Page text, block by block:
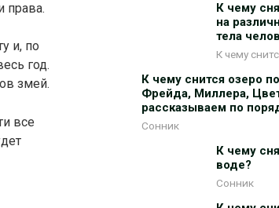
права.
и, по
год.
змей.
все
К чему
на
тела
К чему
К чему снится озеро
Фрейда, Миллера,
рассказываем по
Сонник
К чему
воде?
Сонник